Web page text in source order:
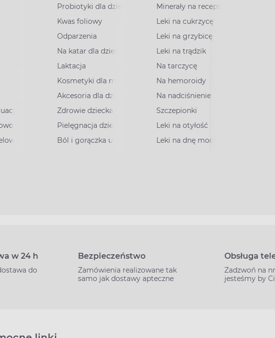
stawowe
Probiotyki dla dzieci
Kwas foliowy
Odparzenia
Na katar dla dzieci
Laktacja
Kosmetyki dla mam
Akcesoria dla dzieci
Zdrowie dziecka
Pielęgnacja dziecka
Ból i gorączka u dzieci
Minerały na receptę
Leki na cukrzycę
Leki na grzybicę
Leki na trądzik
Na tarczycę
Na hemoroidy
Na nadciśnienie
Szczepionki
Leki na otyłość
Leki na dnę moczanową
w 24 h
do
Bezpieczeństwo
Zamówienia realizowane tak
samo jak dostawy apteczne
Obsługa
Zadzwoń na
jesteśmy by